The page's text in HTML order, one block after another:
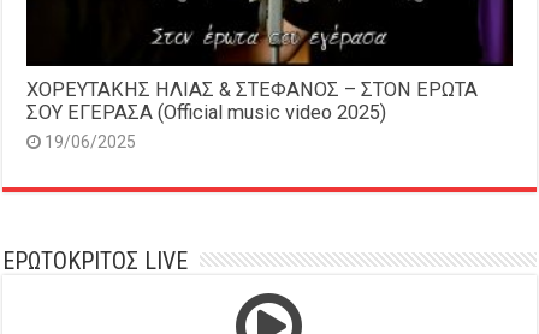
ΧΟΡΕΥΤΑΚΗΣ ΗΛΙΑΣ & ΣΤΕΦΑΝΟΣ – ΣΤΟΝ ΕΡΩΤΑ
ΣΟΥ ΕΓΕΡΑΣΑ (Official music video 2025)
19/06/2025
ΕΡΩΤΟΚΡΙΤΟΣ LIVE